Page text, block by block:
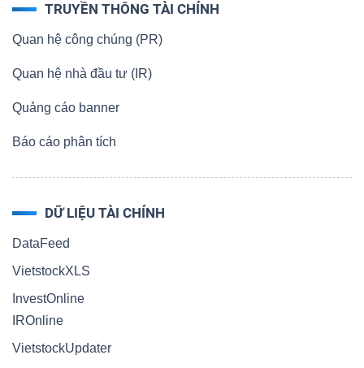
TRUYỀN THÔNG TÀI CHÍNH
Quan hệ công chúng (PR)
Quan hệ nhà đầu tư (IR)
Quảng cáo banner
Báo cáo phân tích
DỮ LIỆU TÀI CHÍNH
DataFeed
VietstockXLS
InvestOnline
IROnline
VietstockUpdater